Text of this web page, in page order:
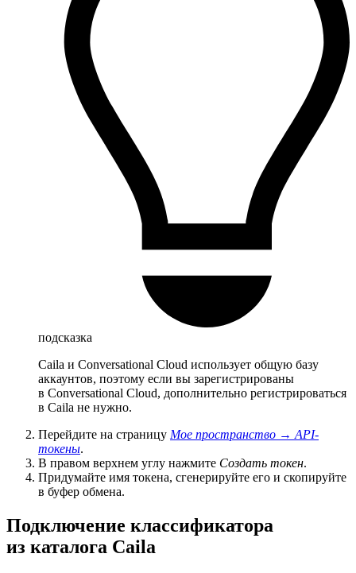
подсказка
Caila и Conversational Cloud использует общую базу
аккаунтов, поэтому если вы зарегистрированы
в Conversational Cloud, дополнительно регистрироваться
в Caila не нужно.
Перейдите на страницу Мое пространство → API-
токены.
В правом верхнем углу нажмите Создать токен.
Придумайте имя токена, сгенерируйте его и скопируйте
в буфер обмена.
Подключение классификатора
из каталога Caila